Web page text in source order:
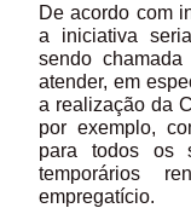
De acordo com
a iniciativa
sendo
atender, em
a realização da
por exemplo,
para todos os
temporários
empregatício.